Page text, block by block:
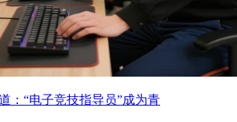
：“电子竞技指导员”成为青